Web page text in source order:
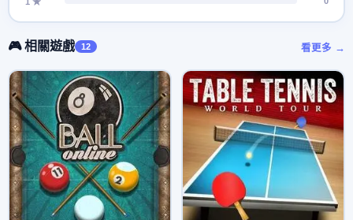
🎮 相關遊戲 12 看更多 →